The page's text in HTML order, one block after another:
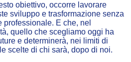
obiettivo, occorre lavorare
sviluppo e trasformazione senza
E che, nel
quello che scegliamo oggi ha
e determinerà, nei limiti di
scelte di chi sarà, dopo di noi.